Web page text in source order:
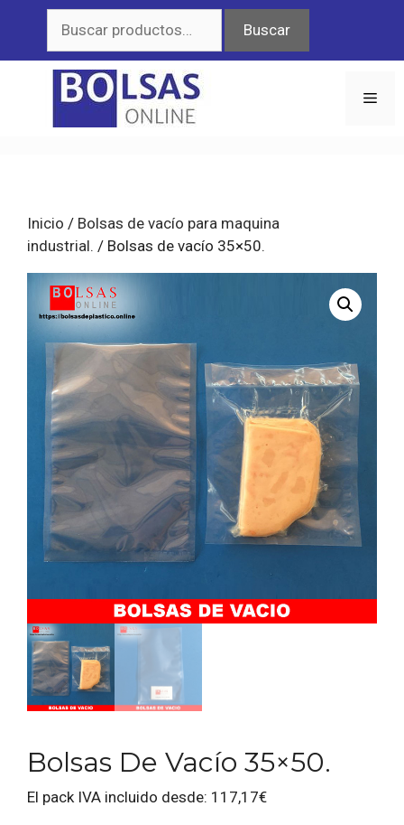
contenido
por:
Buscar
Inicio / Bolsas de vacío para maquina
industrial. / Bolsas de vacío 35×50.
Bolsas De Vacío 35×50.
El pack IVA incluido desde: 117,17€